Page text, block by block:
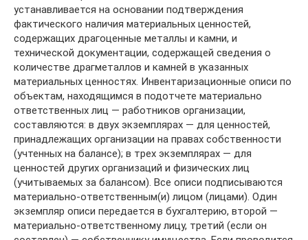
устанавливается на основании подтверждения
фактического наличия материальных ценностей,
содержащих драгоценные металлы и камни, и
технической документации, содержащей сведения о
количестве драгметаллов и камней в указанных
материальных ценностях. Инвентаризационные описи по
объектам, находящимся в подотчете материально
ответственных лиц — работников организации,
составляются: в двух экземплярах — для ценностей,
принадлежащих организации на правах собственности
(учтенных на балансе); в трех экземплярах — для
ценностей других организаций и физических лиц
(учитываемых за балансом). Все описи подписываются
материально-ответственным(и) лицом (лицами). Один
экземпляр описи передается в бухгалтерию, второй —
материально-ответственному лицу, третий (если он